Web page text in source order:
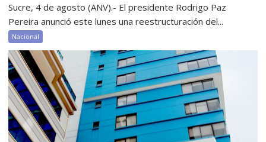
Sucre, 4 de agosto (ANV).- El presidente Rodrigo Paz
Pereira anunció este lunes una reestructuración del...
Nacional